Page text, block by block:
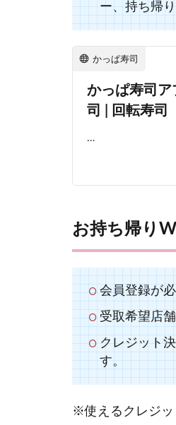
ー、持ち帰
かっぱ寿司
かっぱ寿司ア
司 | 回転寿司
…
お持ち帰り
会員登録が
受取希望店
クレジット
す。
※使えるクレジッ